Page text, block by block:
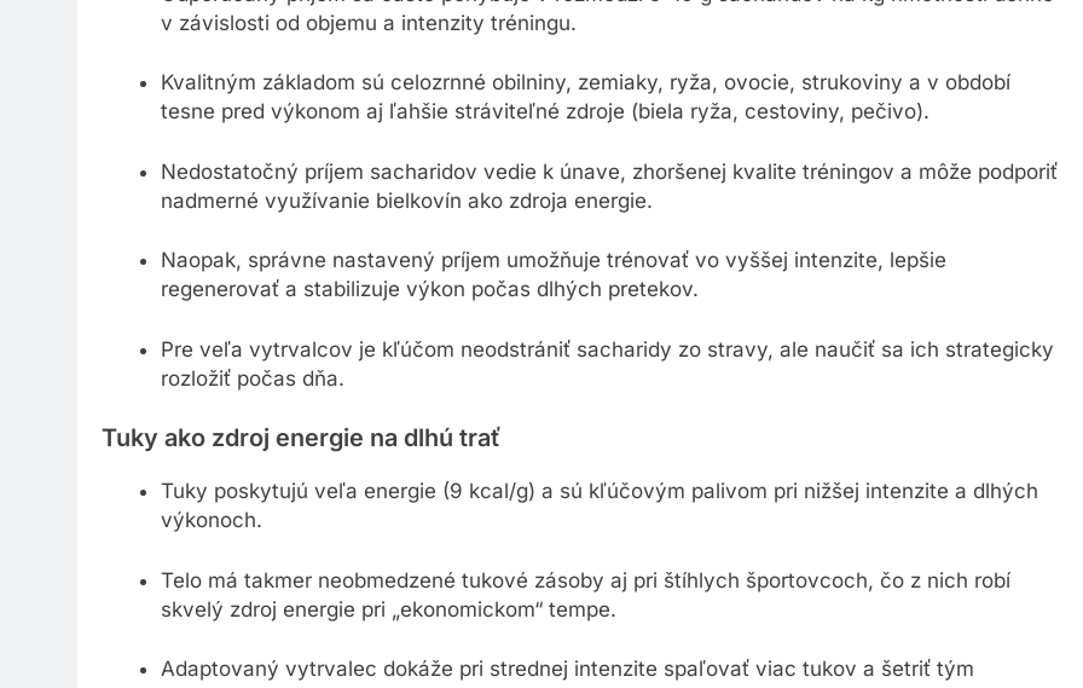
v závislosti od objemu a intenzity tréningu.
Kvalitným základom sú celozrnné obilniny, zemiaky, ryža, ovocie, strukoviny a v období
tesne pred výkonom aj ľahšie stráviteľné zdroje (biela ryža, cestoviny, pečivo).
Nedostatočný príjem sacharidov vedie k únave, zhoršenej kvalite tréningov a môže podporiť
nadmerné využívanie bielkovín ako zdroja energie.
Naopak, správne nastavený príjem umožňuje trénovať vo vyššej intenzite, lepšie
regenerovať a stabilizuje výkon počas dlhých pretekov.
Pre veľa vytrvalcov je kľúčom neodstrániť sacharidy zo stravy, ale naučiť sa ich strategicky
rozložiť počas dňa.
Tuky ako zdroj energie na dlhú trať
Tuky poskytujú veľa energie (9 kcal/g) a sú kľúčovým palivom pri nižšej intenzite a dlhých
výkonoch.
Telo má takmer neobmedzené tukové zásoby aj pri štíhlych športovcoch, čo z nich robí
skvelý zdroj energie pri „ekonomickom“ tempe.
Adaptovaný vytrvalec dokáže pri strednej intenzite spaľovať viac tukov a šetriť tým